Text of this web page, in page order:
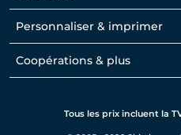
Personnaliser & imprimer
Coopérations & plus
Tous les prix incluent la